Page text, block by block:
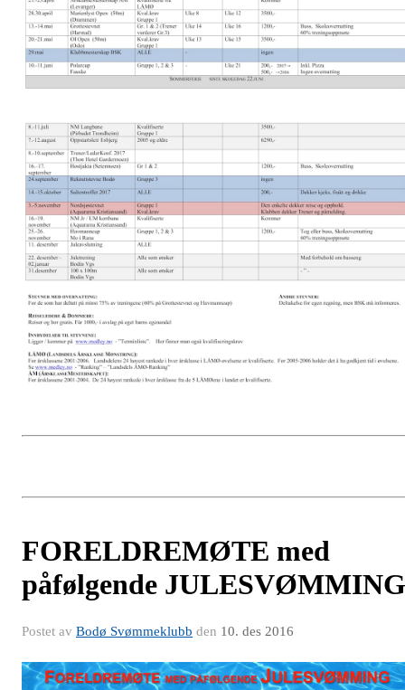
FORELDREMØTE med
påfølgende JULESVØMMING
Postet av Bodø Svømmeklubb den 10. des 2016